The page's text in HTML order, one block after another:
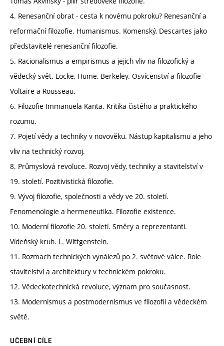
4. Renesanční obrat - cesta k novému pokroku? Renesanční a
reformační filozofie. Humanismus. Komenský, Descartes jako
představitelé renesanční filozofie.
5. Racionalismus a empirismus a jejich vliv na filozofický a
vědecký svět. Locke, Hume, Berkeley. Osvícenství a filozofie -
Voltaire a Rousseau.
6. Filozofie Immanuela Kanta. Kritika čistého a praktického
rozumu.
7. Pojetí vědy a techniky v novověku. Nástup kapitalismu a jeho
vliv na technický rozvoj.
8. Průmyslová revoluce. Rozvoj vědy, techniky a stavitelství v
19. století. Pozitivistická filozofie.
9. Vývoj filozofie, společnosti a vědy ve 20. století.
Fenomenologie a hermeneutika. Filozofie existence.
10. Moderní filozofie 20. století. Směry a reprezentanti.
Vídeňský kruh. L. Wittgenstein.
11. Rozmach technických vynálezů po 2. světové válce. Role
stavitelství a architektury v technickém pokroku.
12. Vědeckotechnická revoluce, význam pro současnost.
13. Modernismus a postmodernismus ve filozofii a vědeckém
světě.
UČEBNÍ CÍLE